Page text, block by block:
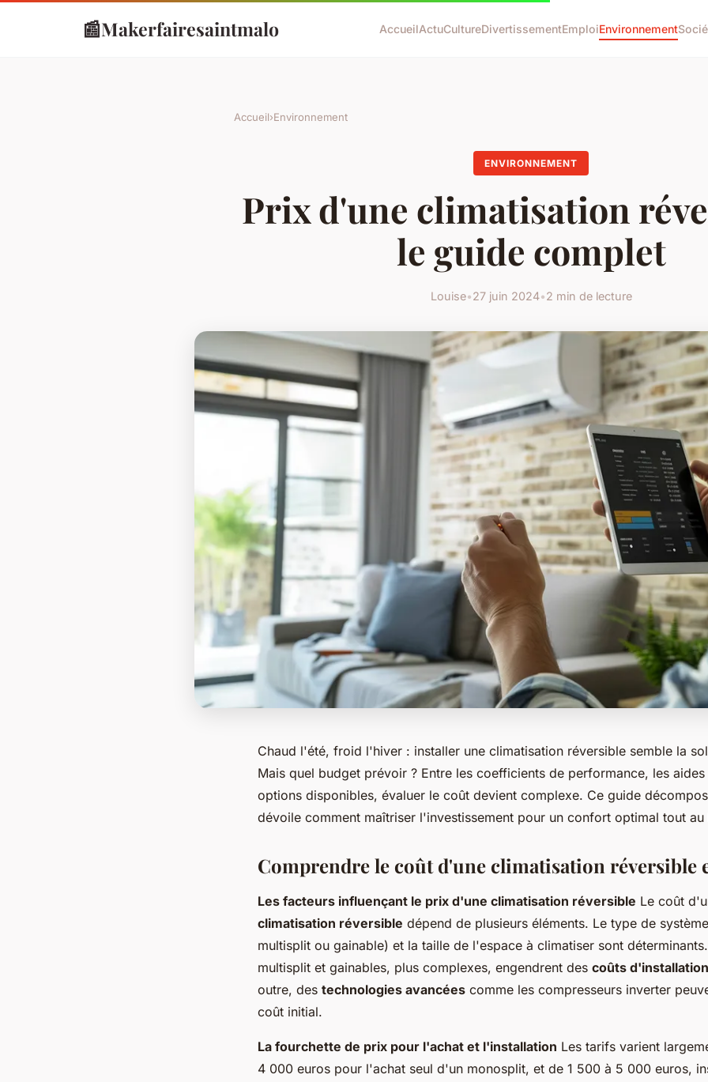
📰Makerfairesaintmalo AccueilActuCultureDivertissementEmploiEnvironnement
Accueil›Environnement
ENVIRONNEMENT
Prix d'une climatisation
le guide complet
Louise•27 juin 2024•2 min de lecture
Chaud l'été, froid l'hiver : installer une climatisation réversible semble la
Mais quel budget prévoir ? Entre les coefficients de performance, les
options disponibles, évaluer le coût devient complexe. Ce guide
dévoile comment maîtriser l'investissement pour un confort optimal tout
Comprendre le coût d'une climatisation réversible
Les facteurs influençant le prix d'une climatisation réversible Le coût
climatisation réversible dépend de plusieurs éléments. Le type de
multisplit ou gainable) et la taille de l'espace à climatiser sont
multisplit et gainables, plus complexes, engendrent des coûts d'installation
outre, des technologies avancées comme les compresseurs inverter
coût initial.
La fourchette de prix pour l'achat et l'installation Les tarifs varient
4 000 euros pour l'achat seul d'un monosplit, et de 1 500 à 5 000 euros,